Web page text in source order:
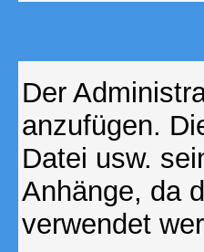
Der
anzufügen.
Datei usw.
Anhänge, da
verwendet